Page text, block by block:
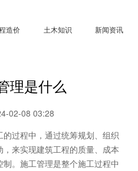
造价 土木知识 新闻资讯
理是什么
02-08 03:28
过程中，通过统筹规划、组织
来实现建筑工程的质量、成本
。施工管理是整个施工过程中